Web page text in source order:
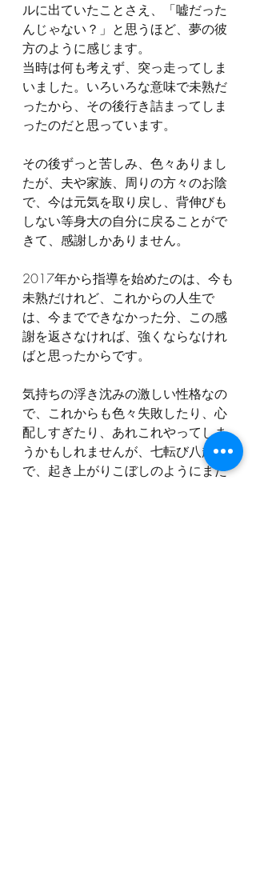
ルに出ていたことさえ、「嘘だった
んじゃない？」と思うほど、夢の彼
方のように感じます。
当時は何も考えず、突っ走ってしま
いました。いろいろな意味で未熟だ
ったから、その後行き詰まってしま
ったのだと思っています。
その後ずっと苦しみ、色々ありまし
たが、夫や家族、周りの方々のお陰
で、今は元気を取り戻し、背伸びも
しない等身大の自分に戻ることがで
きて、感謝しかありません。
2017年から指導を始めたのは、今も
未熟だけれど、これからの人生で
は、今までできなかった分、この感
謝を返さなければ、強くならなけれ
ばと思ったからです。
気持ちの浮き沈みの激しい性格なの
で、これからも色々失敗したり、心
配しすぎたり、あれこれやってしま
うかもしれませんが、七転び八起き
で、起き上がりこぼしのようにまた